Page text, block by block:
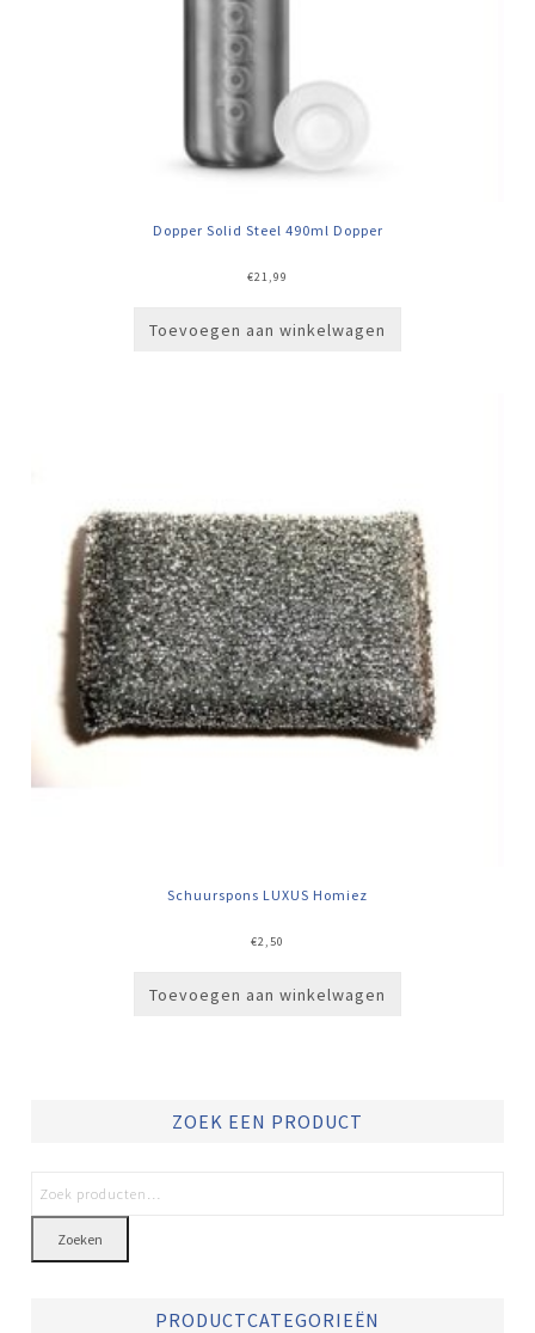
Dopper Solid Steel 490ml Dopper
€21,99
Toevoegen aan winkelwagen
Schuurspons LUXUS Homiez
€2,50
Toevoegen aan winkelwagen
ZOEK EEN PRODUCT
Zoeken
PRODUCTCATEGORIEËN